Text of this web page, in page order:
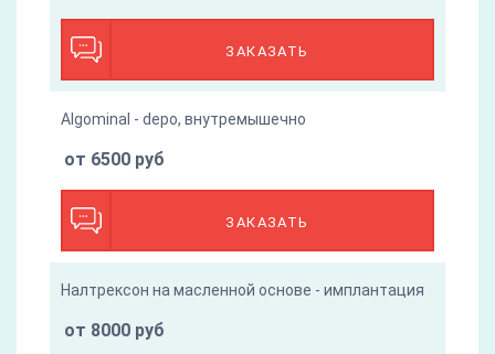
ЗАКАЗАТЬ
Algominal - depo, внутремышечно
ЗАКАЗАТЬ
от 6500 руб
Налтрексон на масленной основе - имплантация
от 8000 руб